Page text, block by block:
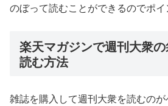
のぼって読むことができるのでポイ
楽天マガジンで週刊大衆
読む方法
雑誌を購入して週刊大衆を読むの